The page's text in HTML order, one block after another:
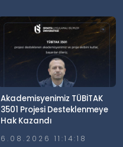
Akademisyenimiz TÜBİTAK
3501 Projesi Desteklenmeye
Hak Kazandı
6.08.2026 11:14:18